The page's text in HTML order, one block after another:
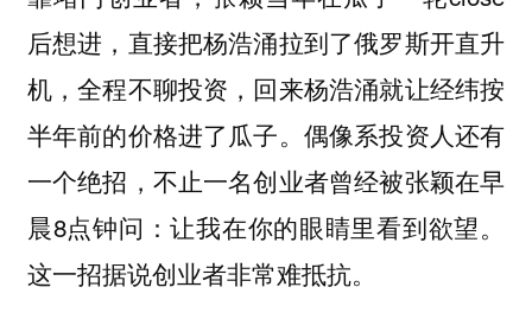
后想进，直接把杨浩涌拉到了俄罗斯开直升
机，全程不聊投资，回来杨浩涌就让经纬按
半年前的价格进了瓜子。偶像系投资人还有
一个绝招，不止一名创业者曾经被张颖在早
晨8点钟问：让我在你的眼睛里看到欲望。
这一招据说创业者非常难抵抗。